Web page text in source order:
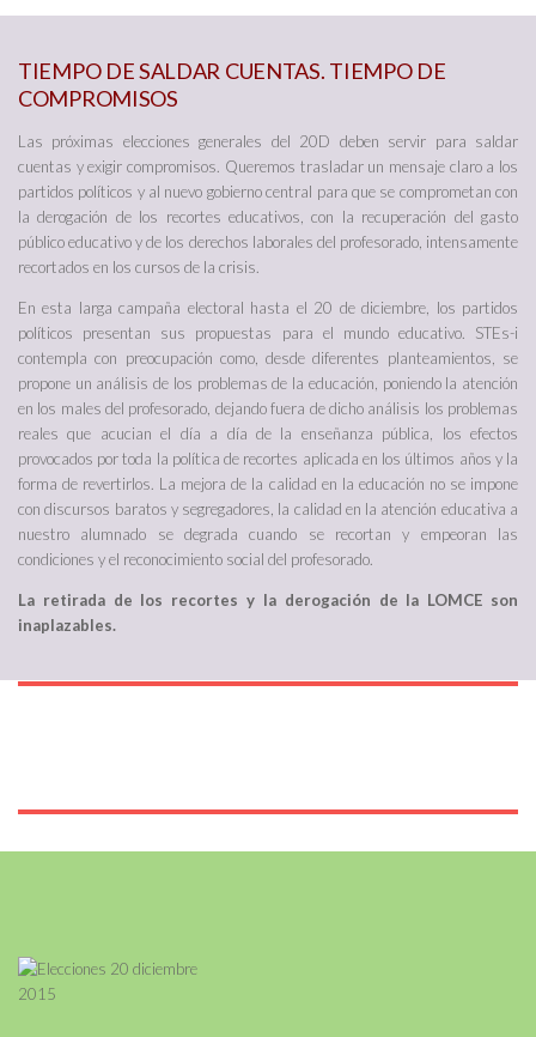
TIEMPO DE SALDAR CUENTAS. TIEMPO DE
COMPROMISOS
Las próximas elecciones generales del 20D deben servir para saldar
cuentas y exigir compromisos. Queremos trasladar un mensaje claro a los
partidos políticos y al nuevo gobierno central para que se comprometan con
la derogación de los recortes educativos, con la recuperación del gasto
público educativo y de los derechos laborales del profesorado, intensamente
recortados en los cursos de la crisis.
En esta larga campaña electoral hasta el 20 de diciembre, los partidos
políticos presentan sus propuestas para el mundo educativo. STEs-i
contempla con preocupación como, desde diferentes planteamientos, se
propone un análisis de los problemas de la educación, poniendo la atención
en los males del profesorado, dejando fuera de dicho análisis los problemas
reales que acucian el día a día de la enseñanza pública, los efectos
provocados por toda la política de recortes aplicada en los últimos años y la
forma de revertirlos. La mejora de la calidad en la educación no se impone
con discursos baratos y segregadores, la calidad en la atención educativa a
nuestro alumnado se degrada cuando se recortan y empeoran las
condiciones y el reconocimiento social del profesorado.
La retirada de los recortes y la derogación de la LOMCE son
inaplazables.